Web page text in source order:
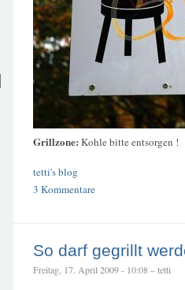
Grillzone: Kohle bitte entsorgen !
tetti's blog
3 Kommentare
So darf gegrillt
Freitag, 17. April 2009 - 10:08 – tetti